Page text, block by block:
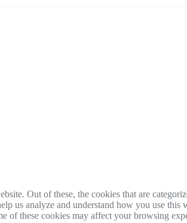
Out of these, the cookies that are
us analyze and understand how you use
of these cookies may affect your browsing